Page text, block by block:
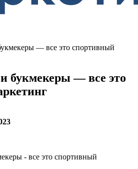
— все это спортивный
букмекеры — все это